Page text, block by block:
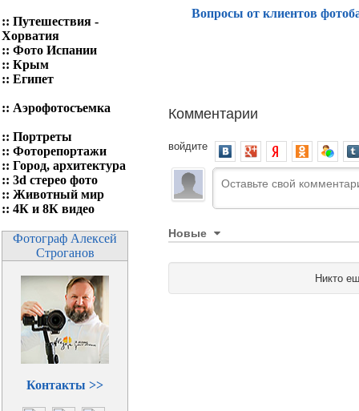
:: Путешествия -
Хорватия
:: Фото Испании
:: Крым
:: Египет
:: Аэрофотосъемка
:: Портреты
:: Фоторепортажи
:: Город, архитектура
:: 3d стерео фото
:: Животный мир
:: 4К и 8К видео
Фотограф Алексей
Строганов
Контакты >>
Вопросы от клиентов
Комментарии
войдите
Новые
Никто